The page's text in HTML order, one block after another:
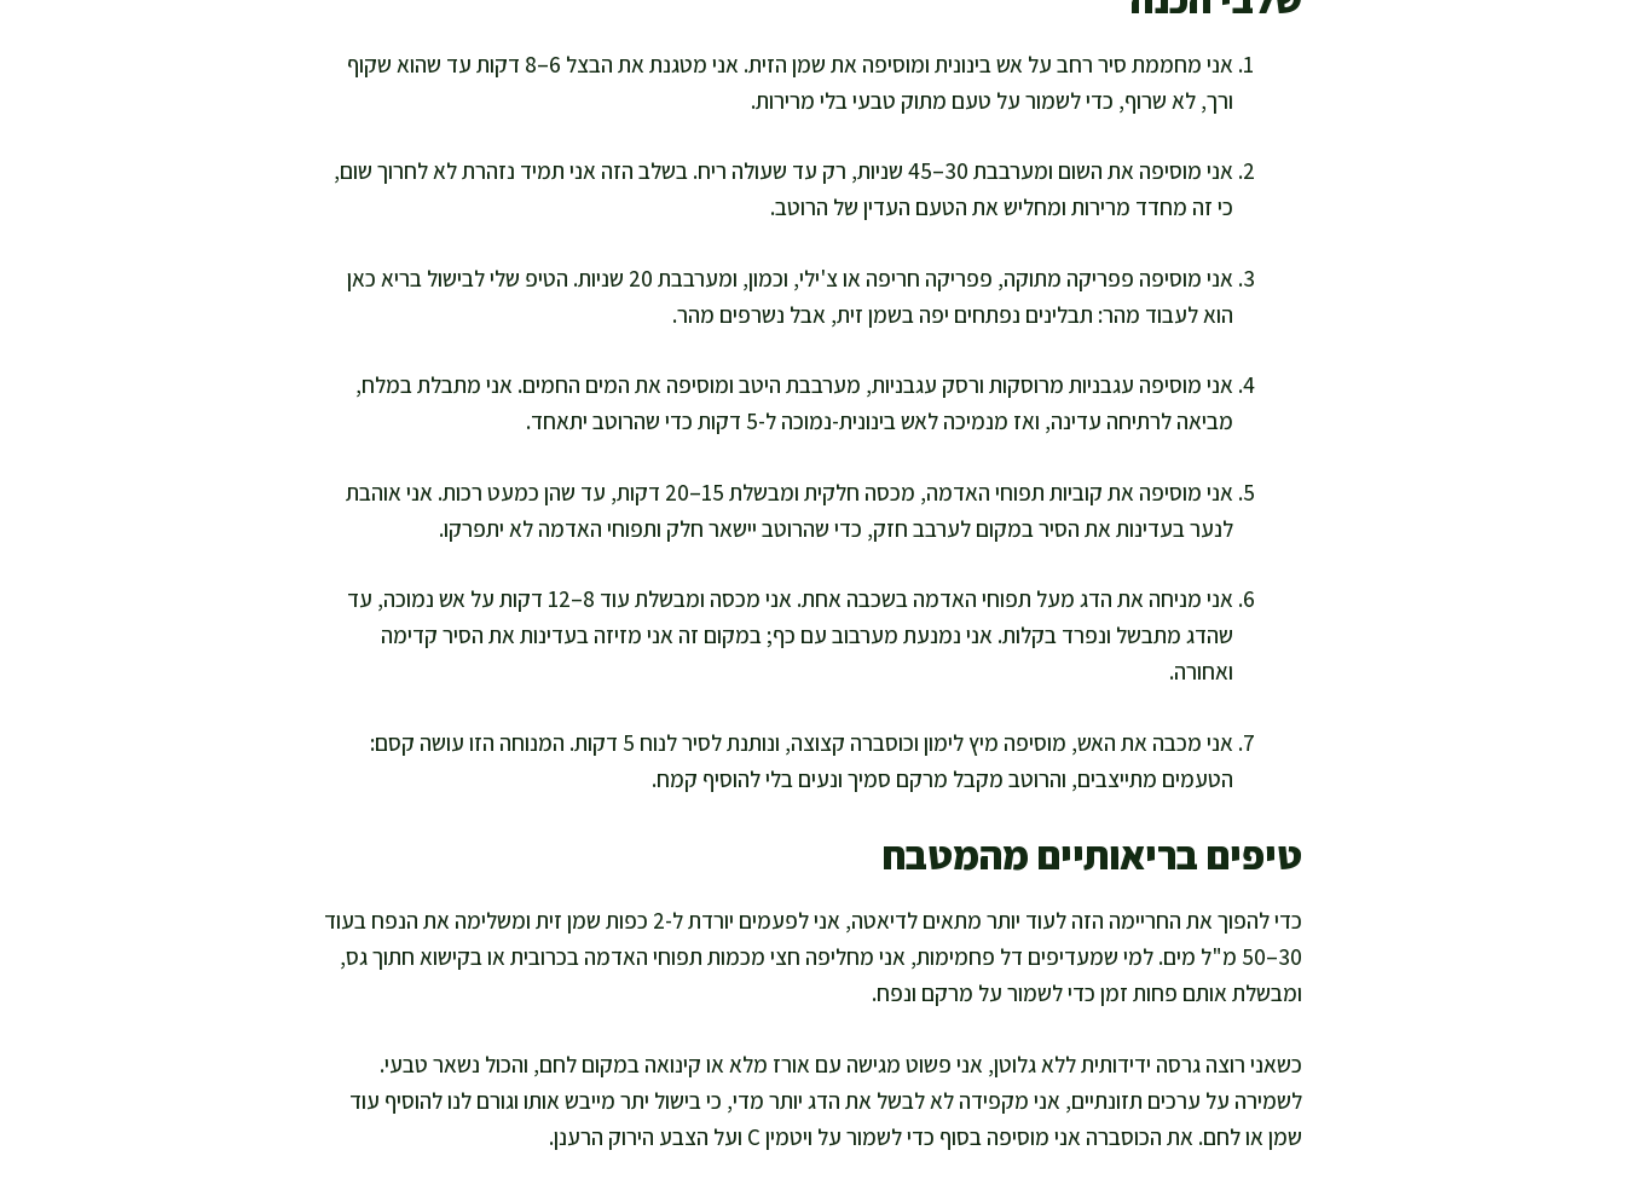
אני מחממת סיר רחב על אש בינונית ומוסיפה את שמן הזית. אני מטגנת את הבצל 6–8 דקות עד שהוא שקוף
ורך, לא שרוף, כדי לשמור על טעם מתוק טבעי בלי מרירות.
אני מוסיפה את השום ומערבבת 30–45 שניות, רק עד שעולה ריח. בשלב הזה אני תמיד נזהרת לא לחרוך שום,
כי זה מחדד מרירות ומחליש את הטעם העדין של הרוטב.
אני מוסיפה פפריקה מתוקה, פפריקה חריפה או צ'ילי, וכמון, ומערבבת 20 שניות. הטיפ שלי לבישול בריא כאן
הוא לעבוד מהר: תבלינים נפתחים יפה בשמן זית, אבל נשרפים מהר.
אני מוסיפה עגבניות מרוסקות ורסק עגבניות, מערבבת היטב ומוסיפה את המים החמים. אני מתבלת במלח,
מביאה לרתיחה עדינה, ואז מנמיכה לאש בינונית-נמוכה ל-5 דקות כדי שהרוטב יתאחד.
אני מוסיפה את קוביות תפוחי האדמה, מכסה חלקית ומבשלת 15–20 דקות, עד שהן כמעט רכות. אני אוהבת
לנער בעדינות את הסיר במקום לערבב חזק, כדי שהרוטב יישאר חלק ותפוחי האדמה לא יתפרקו.
אני מניחה את הדג מעל תפוחי האדמה בשכבה אחת. אני מכסה ומבשלת עוד 8–12 דקות על אש נמוכה, עד
שהדג מתבשל ונפרד בקלות. אני נמנעת מערבוב עם כף; במקום זה אני מזיזה בעדינות את הסיר קדימה
ואחורה.
אני מכבה את האש, מוסיפה מיץ לימון וכוסברה קצוצה, ונותנת לסיר לנוח 5 דקות. המנוחה הזו עושה קסם:
הטעמים מתייצבים, והרוטב מקבל מרקם סמיך ונעים בלי להוסיף קמח.
טיפים בריאותיים מהמטבח
כדי להפוך את החריימה הזה לעוד יותר מתאים לדיאטה, אני לפעמים יורדת ל-2 כפות שמן זית ומשלימה את הנפח בעוד
30–50 מ"ל מים. למי שמעדיפים דל פחמימות, אני מחליפה חצי מכמות תפוחי האדמה בכרובית או בקישוא חתוך גס,
ומבשלת אותם פחות זמן כדי לשמור על מרקם ונפח.
כשאני רוצה גרסה ידידותית ללא גלוטן, אני פשוט מגישה עם אורז מלא או קינואה במקום לחם, והכול נשאר טבעי.
לשמירה על ערכים תזונתיים, אני מקפידה לא לבשל את הדג יותר מדי, כי בישול יתר מייבש אותו וגורם לנו להוסיף עוד
שמן או לחם. את הכוסברה אני מוסיפה בסוף כדי לשמור על ויטמין C ועל הצבע הירוק הרענן.